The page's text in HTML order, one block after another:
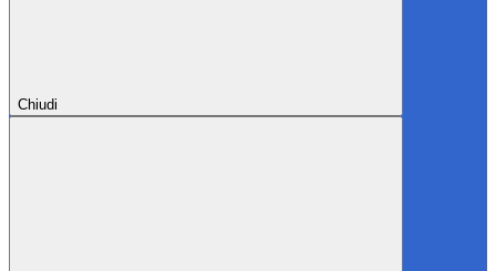
Chiudi